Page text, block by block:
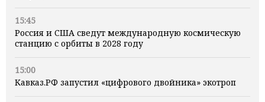
15:45
Россия и США сведут международную космическую
станцию с орбиты в 2028 году
15:00
Кавказ.РФ запустил «цифрового двойника» экотроп